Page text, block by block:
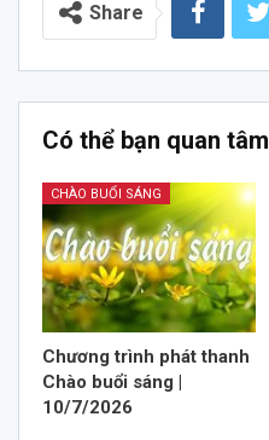
Share
Có thể bạn quan tâm
CHÀO BUỔI SÁNG
Chương trình phát thanh
Chào buổi sáng |
10/7/2026